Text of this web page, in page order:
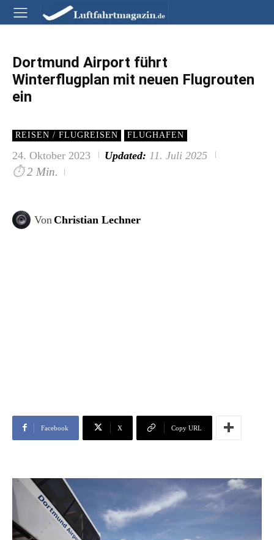
Dortmund Airport führt
Winterflugplan mit neuen Flugrouten
ein
REISEN / FLUGREISEN FLUGHAFEN
24. Oktober 2023 Updated: 11. Juli 2025
⏱ 2 Min.
Von Christian Lechner
Facebook X Copy URL